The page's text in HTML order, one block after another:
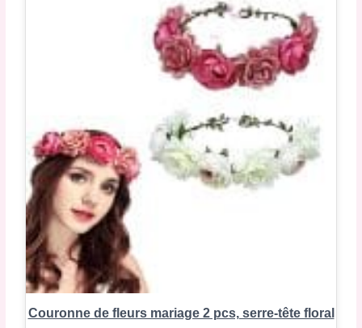
Couronne de fleurs mariage 2 pcs, serre-tête floral